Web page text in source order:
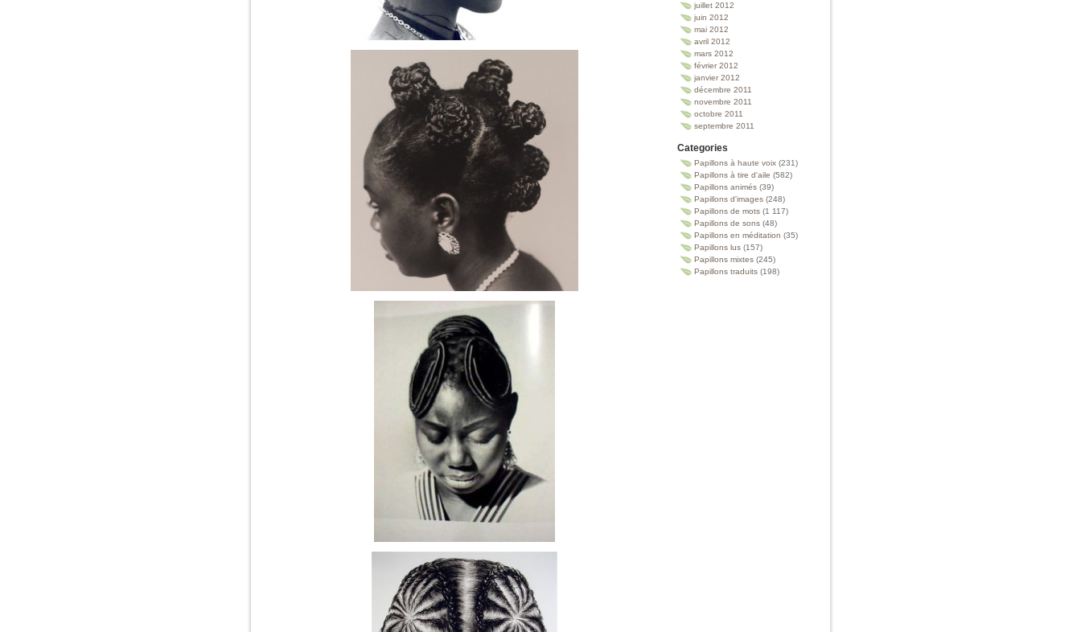
juillet 2012
juin 2012
mai 2012
avril 2012
mars 2012
février 2012
janvier 2012
décembre 2011
novembre 2011
octobre 2011
septembre 2011
Categories
Papillons à haute voix (231)
Papillons à tire d'aile (582)
Papillons animés (39)
Papillons d'images (248)
Papillons de mots (1 117)
Papillons de sons (48)
Papillons en méditation (35)
Papillons lus (157)
Papillons mixtes (245)
Papillons traduits (198)